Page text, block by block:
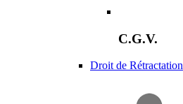
C.G.V.
Droit de Rétractation